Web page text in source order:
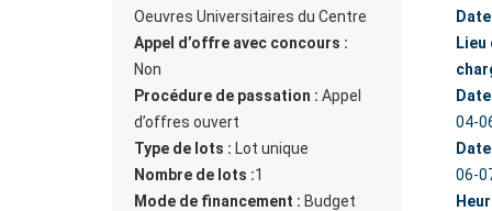
Oeuvres Universitaires du Centre
Appel d’offre avec concours :
Non
Procédure de passation : Appel
d’offres ouvert
Type de lots : Lot unique
Nombre de lots :1
Mode de financement : Budget
04-
06-